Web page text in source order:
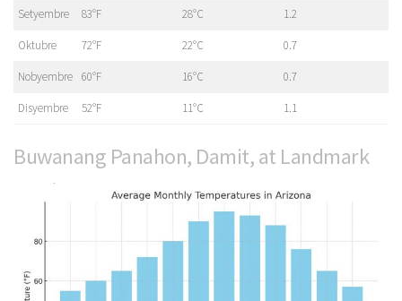
Setyembre 83°F 28°C 1.2
Oktubre 72°F 22°C 0.7
Nobyembre 60°F 16°C 0.7
Disyembre 52°F 11°C 1.1
Buwanang Panahon, Damit, at Landmark